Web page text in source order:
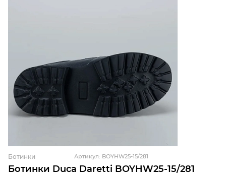
Ботинки Duca Daretti BOYHW25-15/281
Ботинки Артикул: BOYHW25-15/281